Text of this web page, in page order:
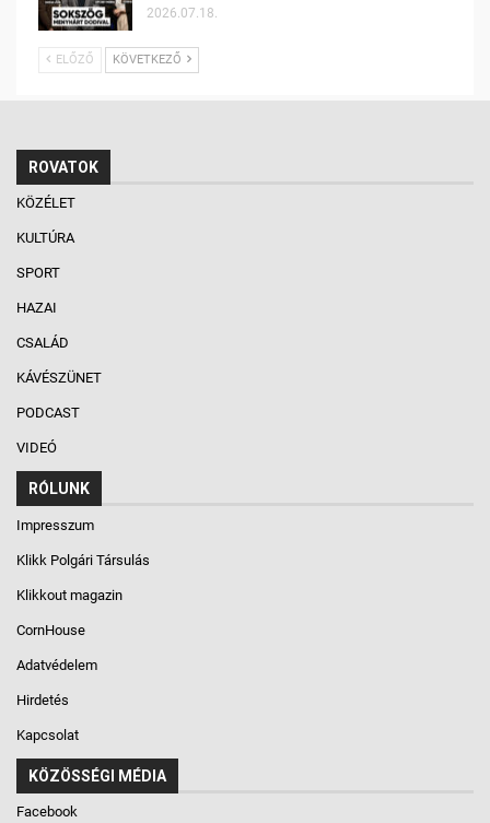
2026.07.18.
ELŐZŐ KÖVETKEZŐ
ROVATOK
KÖZÉLET
KULTÚRA
SPORT
HAZAI
CSALÁD
KÁVÉSZÜNET
PODCAST
VIDEÓ
RÓLUNK
Impresszum
Klikk Polgári Társulás
Klikkout magazin
CornHouse
Adatvédelem
Hirdetés
Kapcsolat
KÖZÖSSÉGI MÉDIA
Facebook